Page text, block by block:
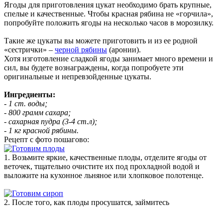
Ягоды для приготовления цукат необходимо брать крупные,
спелые и качественные. Чтобы красная рябина не «горчила»,
попробуйте положить ягоды на несколько часов в морозилку.
Такие же цукаты вы можете приготовить и из ее родной
«сестрички» – черной рябины (аронии).
Хотя изготовление сладкой ягоды занимает много времени и
сил, вы будете вознаграждены, когда попробуете эти
оригинальные и непревзойденные цукаты.
Ингредиенты:
- 1 ст. воды;
- 800 грамм сахара;
- сахарная пудра (3-4 ст.л);
- 1 кг красной рябины.
Рецепт с фото пошагово:
1. Возьмите яркие, качественные плоды, отделите ягоды от
веточек, тщательно очистите их под прохладной водой и
выложите на кухонное льняное или хлопковое полотенце.
2. После того, как плоды просушатся, займитесь